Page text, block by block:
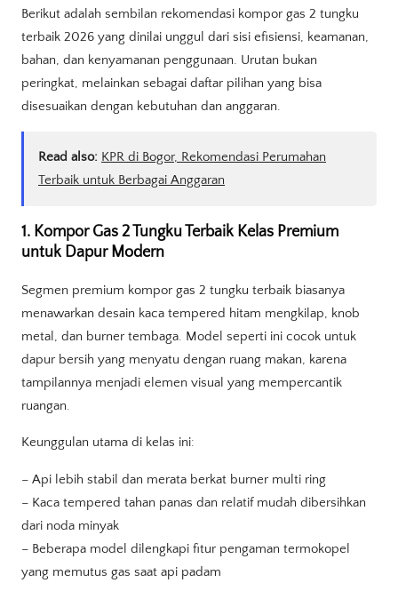
Berikut adalah sembilan rekomendasi kompor gas 2 tungku
terbaik 2026 yang dinilai unggul dari sisi efisiensi, keamanan,
bahan, dan kenyamanan penggunaan. Urutan bukan
peringkat, melainkan sebagai daftar pilihan yang bisa
disesuaikan dengan kebutuhan dan anggaran.
Read also: KPR di Bogor, Rekomendasi Perumahan
Terbaik untuk Berbagai Anggaran
1. Kompor Gas 2 Tungku Terbaik Kelas Premium
untuk Dapur Modern
Segmen premium kompor gas 2 tungku terbaik biasanya
menawarkan desain kaca tempered hitam mengkilap, knob
metal, dan burner tembaga. Model seperti ini cocok untuk
dapur bersih yang menyatu dengan ruang makan, karena
tampilannya menjadi elemen visual yang mempercantik
ruangan.
Keunggulan utama di kelas ini:
– Api lebih stabil dan merata berkat burner multi ring
– Kaca tempered tahan panas dan relatif mudah dibersihkan
dari noda minyak
– Beberapa model dilengkapi fitur pengaman termokopel
yang memutus gas saat api padam